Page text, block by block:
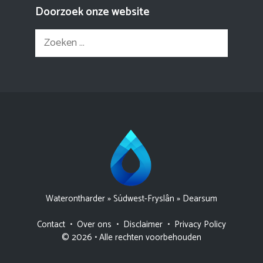
Doorzoek onze website
Zoek
naar:
Waterontharder»Súdwest-Fryslân » Dearsum
Contact • Over ons • Disclaimer • Privacy Policy
© 2026 • Alle rechten voorbehouden